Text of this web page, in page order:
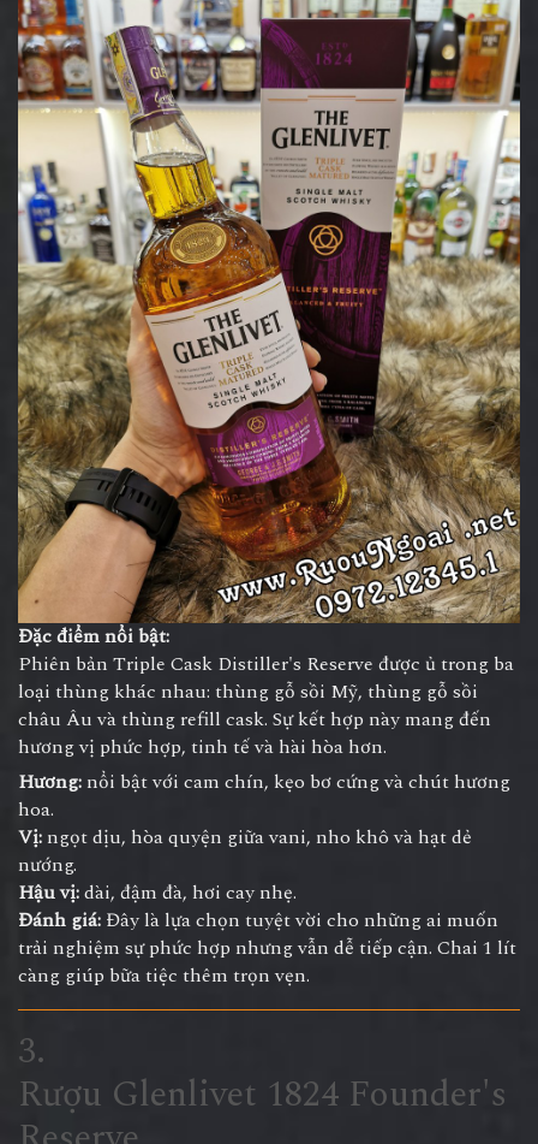
Đặc điểm nổi bật:
Phiên bản Triple Cask Distiller's Reserve được ủ trong ba
loại thùng khác nhau: thùng gỗ sồi Mỹ, thùng gỗ sồi
châu Âu và thùng refill cask. Sự kết hợp này mang đến
hương vị phức hợp, tinh tế và hài hòa hơn.
Hương: nổi bật với cam chín, kẹo bơ cứng và chút hương
hoa.
Vị: ngọt dịu, hòa quyện giữa vani, nho khô và hạt dẻ
nướng.
Hậu vị:dài, đậm đà, hơi cay nhẹ.
Đánh giá: Đây là lựa chọn tuyệt vời cho những ai muốn
trải nghiệm sự phức hợp nhưng vẫn dễ tiếp cận. Chai 1 lít
càng giúp bữa tiệc thêm trọn vẹn.
3.
Rượu Glenlivet 1824 Founder's